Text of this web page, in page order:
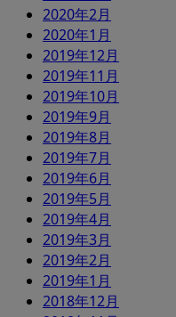
2020年2月
2020年1月
2019年12月
2019年11月
2019年10月
2019年9月
2019年8月
2019年7月
2019年6月
2019年5月
2019年4月
2019年3月
2019年2月
2019年1月
2018年12月